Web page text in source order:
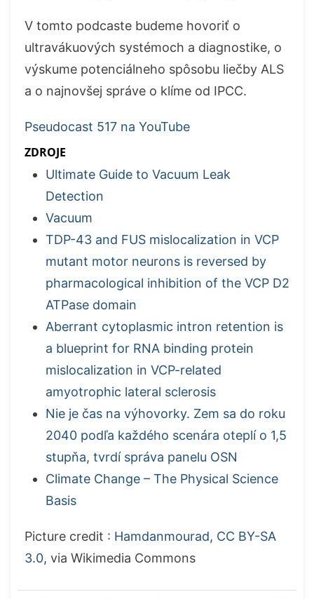
V tomto podcaste budeme hovoriť o
ultravákuových systémoch a diagnostike, o
výskume potenciálneho spôsobu liečby ALS
a o najnovšej správe o klíme od IPCC.
Pseudocast 517 na YouTube
ZDROJE
Ultimate Guide to Vacuum Leak
Detection
Vacuum
TDP-43 and FUS mislocalization in VCP
mutant motor neurons is reversed by
pharmacological inhibition of the VCP D2
ATPase domain
Aberrant cytoplasmic intron retention is
a blueprint for RNA binding protein
mislocalization in VCP-related
amyotrophic lateral sclerosis
Nie je čas na výhovorky. Zem sa do roku
2040 podľa každého scenára oteplí o 1,5
stupňa, tvrdí správa panelu OSN
Climate Change – The Physical Science
Basis
Picture credit : Hamdanmourad, CC BY-SA
3.0, via Wikimedia Commons